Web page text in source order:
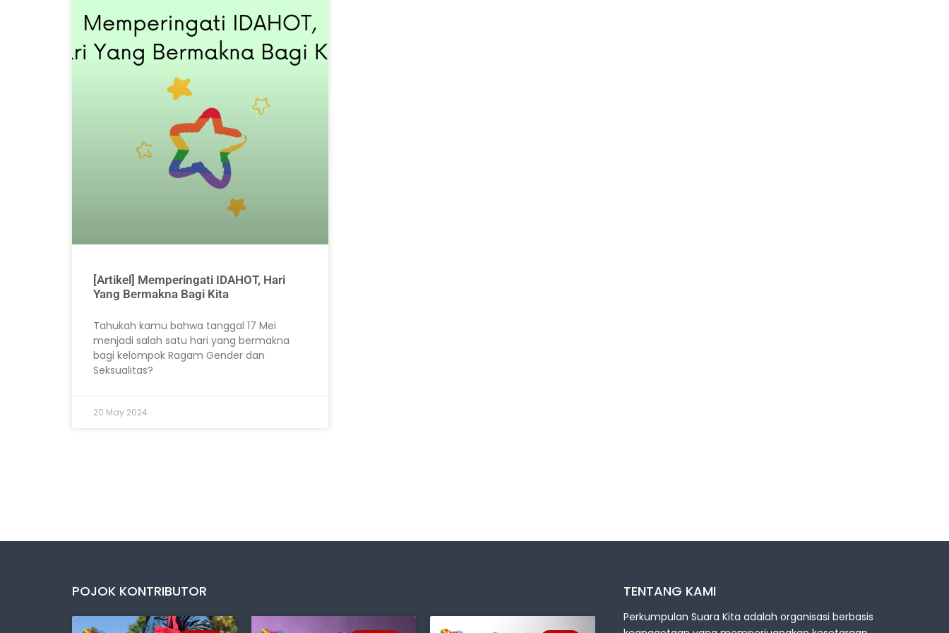
[Artikel] Memperingati IDAHOT, Hari
Yang Bermakna Bagi Kita
Tahukah kamu bahwa tanggal 17 Mei
menjadi salah satu hari yang bermakna
bagi kelompok Ragam Gender dan
Seksualitas?
20 May 2024
POJOK KONTRIBUTOR TENTANG KAMI
Perkumpulan Suara Kita adalah organisasi berbasis